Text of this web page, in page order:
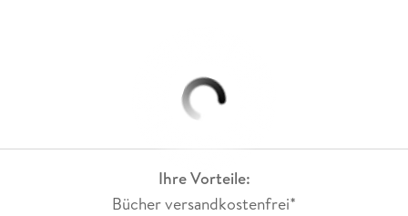
Ihre Vorteile:
Bücher versandkostenfrei*